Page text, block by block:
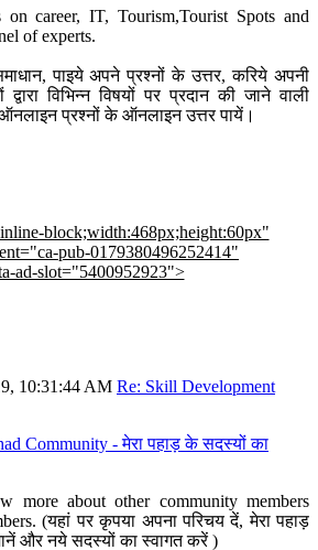
on career, IT, Tourism,Tourist Spots and
of experts.
पाइये अपने प्रश्नों के उत्तर, करिये अपनी
द्वारा विभिन्न विषयों पर प्रदान की जाने वाली
प्रश्नों के ऑनलाइन उत्तर पायें।
block;width:468px;height:60px"
pub-0179380496252414"
ad-slot="5400952923">
10:31:44 AM Re: Skill Development
Community - मेरा पहाड़ के सदस्यों का
more about other community members
(यहां पर कृपया अपना परिचय दें, मेरा पहाड़
और नये सदस्यों का स्वागत करें )